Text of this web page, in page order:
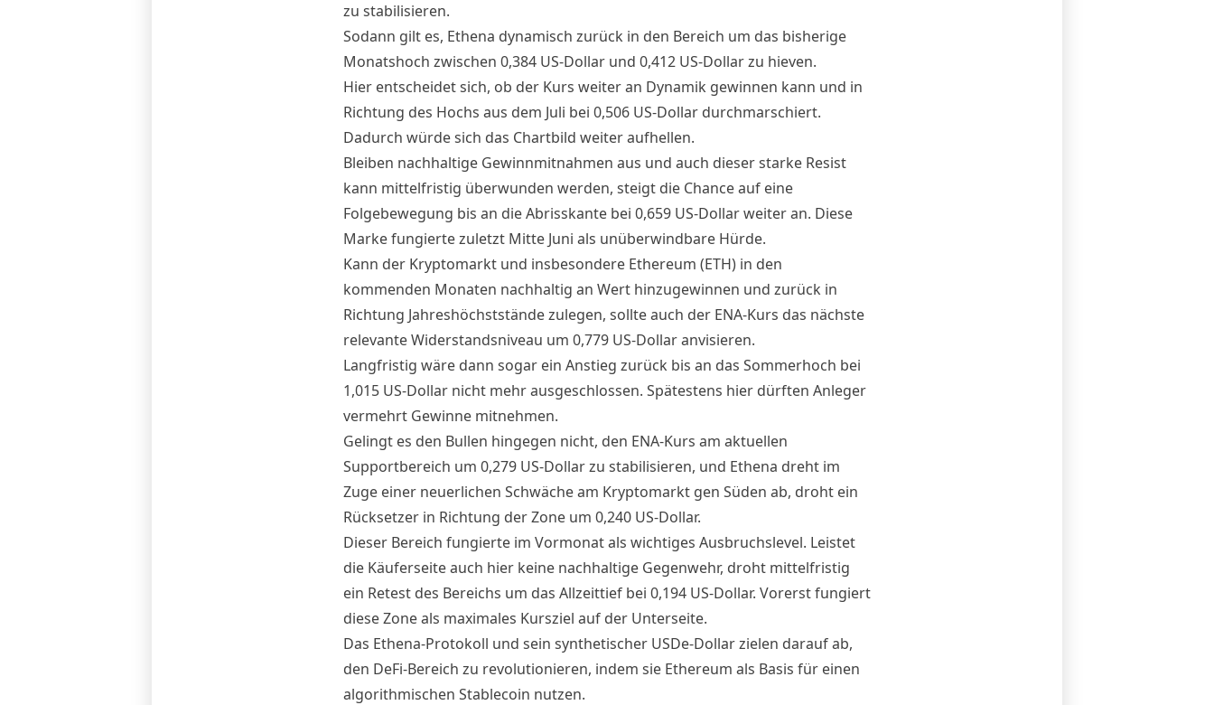
zu stabilisieren.
Sodann gilt es, Ethena dynamisch zurück in den Bereich um das bisherige
Monatshoch zwischen 0,384 US-Dollar und 0,412 US-Dollar zu hieven.
Hier entscheidet sich, ob der Kurs weiter an Dynamik gewinnen kann und in
Richtung des Hochs aus dem Juli bei 0,506 US-Dollar durchmarschiert.
Dadurch würde sich das Chartbild weiter aufhellen.
Bleiben nachhaltige Gewinnmitnahmen aus und auch dieser starke Resist
kann mittelfristig überwunden werden, steigt die Chance auf eine
Folgebewegung bis an die Abrisskante bei 0,659 US-Dollar weiter an. Diese
Marke fungierte zuletzt Mitte Juni als unüberwindbare Hürde.
Kann der Kryptomarkt und insbesondere Ethereum (ETH) in den
kommenden Monaten nachhaltig an Wert hinzugewinnen und zurück in
Richtung Jahreshöchststände zulegen, sollte auch der ENA-Kurs das nächste
relevante Widerstandsniveau um 0,779 US-Dollar anvisieren.
Langfristig wäre dann sogar ein Anstieg zurück bis an das Sommerhoch bei
1,015 US-Dollar nicht mehr ausgeschlossen. Spätestens hier dürften Anleger
vermehrt Gewinne mitnehmen.
Gelingt es den Bullen hingegen nicht, den ENA-Kurs am aktuellen
Supportbereich um 0,279 US-Dollar zu stabilisieren, und Ethena dreht im
Zuge einer neuerlichen Schwäche am Kryptomarkt gen Süden ab, droht ein
Rücksetzer in Richtung der Zone um 0,240 US-Dollar.
Dieser Bereich fungierte im Vormonat als wichtiges Ausbruchslevel. Leistet
die Käuferseite auch hier keine nachhaltige Gegenwehr, droht mittelfristig
ein Retest des Bereichs um das Allzeittief bei 0,194 US-Dollar. Vorerst fungiert
diese Zone als maximales Kursziel auf der Unterseite.
Das Ethena-Protokoll und sein synthetischer USDe-Dollarzielen darauf ab,
den DeFi-Bereich zu revolutionieren, indem sie Ethereum als Basis für einen
algorithmischen Stablecoin nutzen.